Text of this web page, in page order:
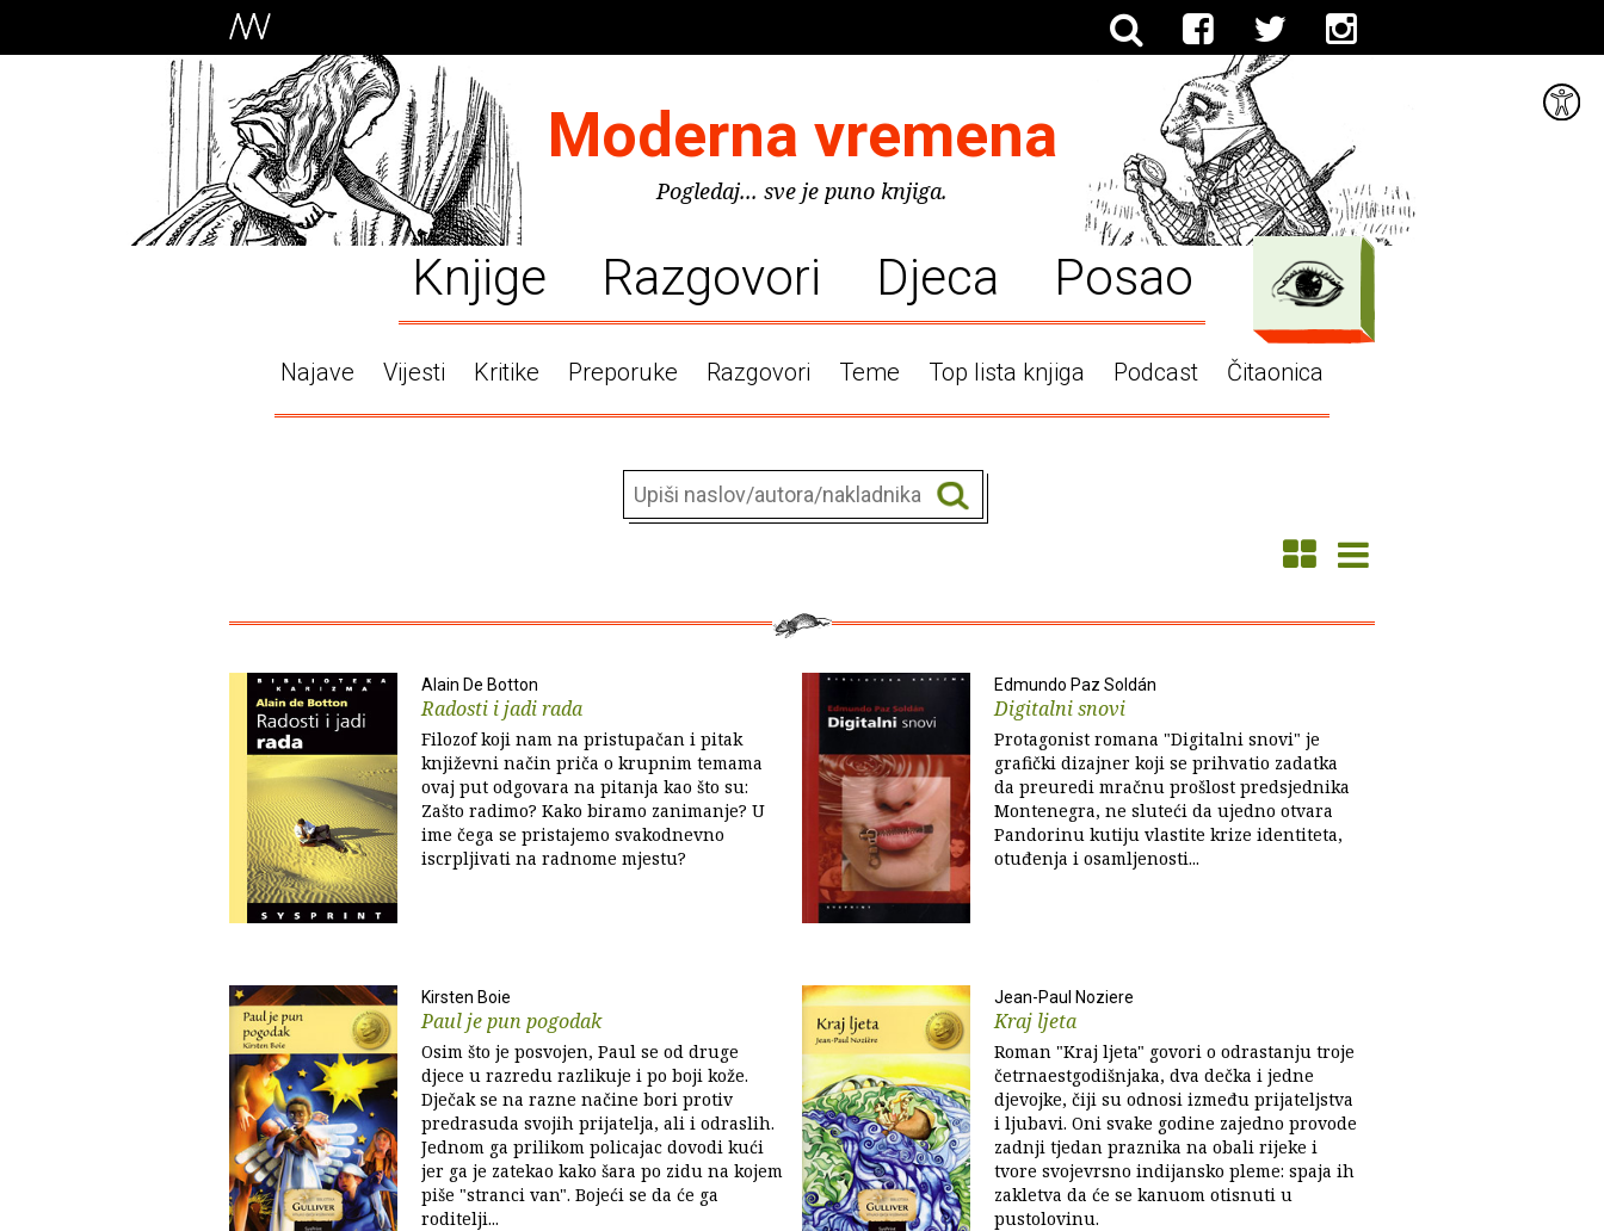
Moderna vremena
Pogledaj... sve je puno knjiga.
Knjige Razgovori Djeca Posao
Najave Vijesti Kritike Preporuke Razgovori Teme Top lista knjiga Podcast Čitaonica
Alain De Botton
Radosti i jadi rada
Filozof koji nam na pristupačan i pitak
književni način priča o krupnim temama
ovaj put odgovara na pitanja kao što su:
Zašto radimo? Kako biramo zanimanje? U
ime čega se pristajemo svakodnevno
iscrpljivati na radnome mjestu?
Edmundo Paz Soldán
Digitalni snovi
Protagonist romana "Digitalni snovi" je
grafički dizajner koji se prihvatio zadatka
da preuredi mračnu prošlost predsjednika
Montenegra, ne sluteći da ujedno otvara
Pandorinu kutiju vlastite krize identiteta,
otuđenja i osamljenosti...
Kirsten Boie
Paul je pun pogodak
Osim što je posvojen, Paul se od druge
djece u razredu razlikuje i po boji kože.
Dječak se na razne načine bori protiv
predrasuda svojih prijatelja, ali i odraslih.
Jednom ga prilikom policajac dovodi kući
jer ga je zatekao kako šara po zidu na kojem
piše "stranci van". Bojeći se da će ga
roditelji...
Jean-Paul Noziere
Kraj ljeta
Roman "Kraj ljeta" govori o odrastanju troje
četrnaestgodišnjaka, dva dečka i jedne
djevojke, čiji su odnosi između prijateljstva
i ljubavi. Oni svake godine zajedno provode
zadnji tjedan praznika na obali rijeke i
tvore svojevrsno indijansko pleme: spaja ih
zakletva da će se kanuom otisnuti u
pustolovinu.